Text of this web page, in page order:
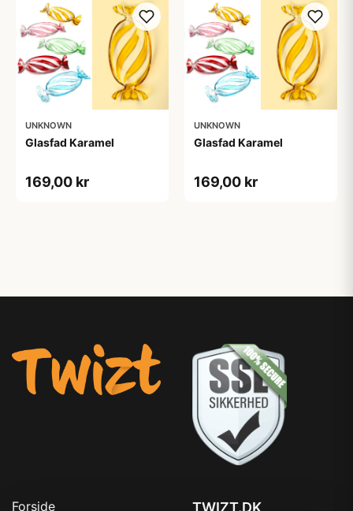
UNKNOWN
Glasfad Karamel
169,00 kr
UNKNOWN
Glasfad Karamel
169,00 kr
Forside TWIZT.DK